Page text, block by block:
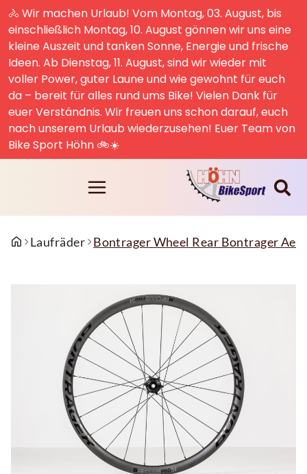
🚴 Wir machen Urlaub! Vom Montag, 03. August, bis
einschließlich Montag, 10. August gönnen wir uns eine
kleine Auszeit und tanken Sonne, Energie und frische
Ideen. Ab Dienstag, 11. August, sind wir wieder mit
voller Power, guter Laune und wie gewohnt für euch
da – bereit für alles rund ums Bike! Vielen Dank für
euer Verständnis. Wir freuen uns schon darauf, euch
nach unserem Urlaub wiederzusehen! Euer Team von
Bike Sport Höhn 🚲☀️
Laufräder Bontrager Wheel Rear Bontrager